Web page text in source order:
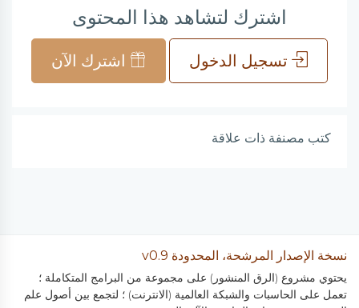
اشترك لتشاهد هذا المحتوى
تسجيل الدخول اشترك الآن
كتب مصنفة ذات علاقة
نسخة الإصدار المرشحة، المحدودة v0.9
يحتوي مشروع (الرق المنشور) على مجموعة من البرامج المتكاملة ؛
تعمل على الحاسبات والشبكة العالمية (الانترنت) ؛ لتجمع بين أصول علم